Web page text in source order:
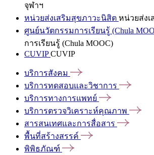
จุฬาฯ
หน่วยส่งเสริมสุขภาวะนิสิต หน่วยส่ง
ศูนย์นวัตกรรมการเรียนรู้ (Chula
การเรียนรู้ (Chula MOOC)
CUVIPCUVIP
บริการสังคม
บริการทดสอบและวิชาการ
บริการทางการแพทย์
บริการตรวจวิเคราะห์คุณภาพ
สารสนเทศและการสื่อสาร
พื้นที่สร้างสรรค์
พิพิธภัณฑ์